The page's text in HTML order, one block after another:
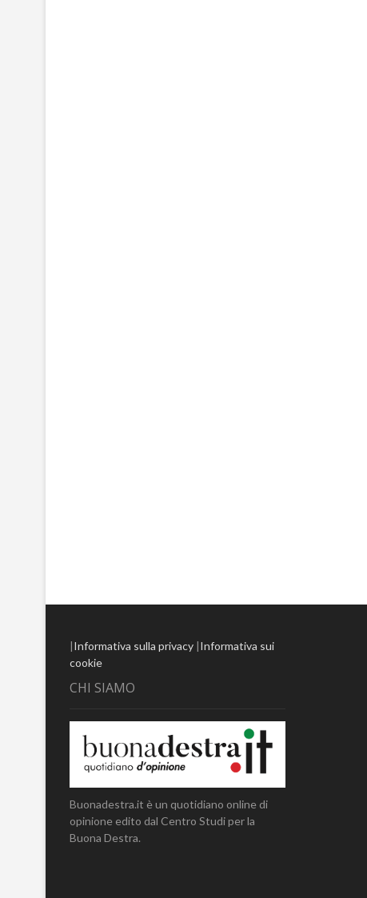
|Informativa sulla privacy |Informativa sui
cookie
CHI SIAMO
Buonadestra.it è un quotidiano online di
opinione edito dal Centro Studi per la
Buona Destra.